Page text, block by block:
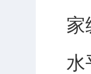
家
水